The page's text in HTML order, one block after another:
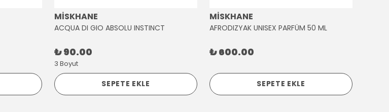
MİSKHANE
ACQUA DI GIO ABSOLU INSTINCT
₺ 90.00
3 Boyut
SEPETE EKLE
MİSKHANE
AFRODIZYAK UNISEX PARFÜM 50 ML
₺ 600.00
SEPETE EKLE